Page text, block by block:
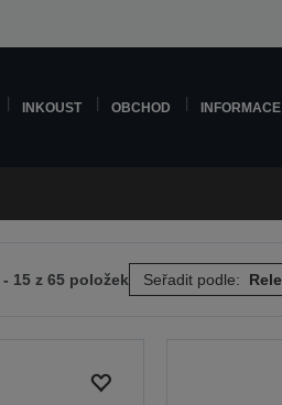
INKOUST OBCHOD INFORMACE
15 z 65 položek Seřadit podle: